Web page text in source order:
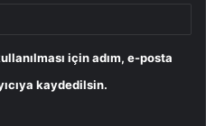
için adım, e-posta
kaydedilsin.